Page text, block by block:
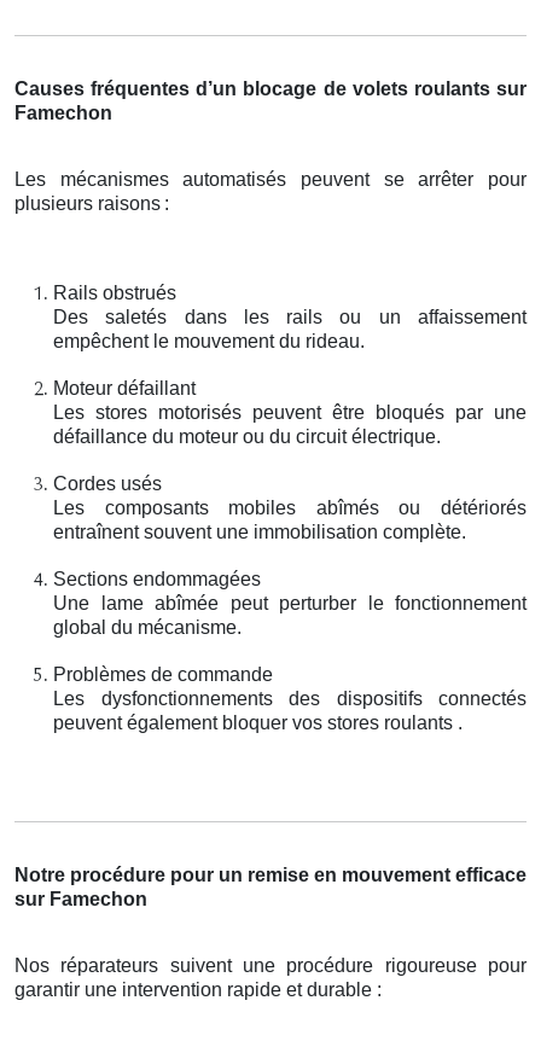
Causes fréquentes d’un blocage de volets roulants sur
Famechon
Les mécanismes automatisés peuvent se arrêter pour
plusieurs raisons :
Rails obstrués
Des saletés dans les rails ou un affaissement
empêchent le mouvement du rideau.
Moteur défaillant
Les stores motorisés peuvent être bloqués par une
défaillance du moteur ou du circuit électrique.
Cordes usés
Les composants mobiles abîmés ou détériorés
entraînent souvent une immobilisation complète.
Sections endommagées
Une lame abîmée peut perturber le fonctionnement
global du mécanisme.
Problèmes de commande
Les dysfonctionnements des dispositifs connectés
peuvent également bloquer vos stores roulants .
Notre procédure pour un remise en mouvement efficace
sur Famechon
Nos réparateurs suivent une procédure rigoureuse pour
garantir une intervention rapide et durable :